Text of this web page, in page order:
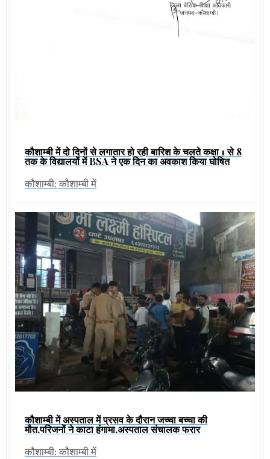
कौशाम्बी में दो दिनों से लगातार हो रही बारिश के चलते कक्षा 1 से 8
तक के विद्यालयों में BSA ने एक दिन का अवकाश किया घोषित
कौशाम्बी: कौशाम्बी में
कौशाम्बी में अस्पताल में प्रसव के दौरान जच्चा बच्चा की
मौत,परिजनों ने काटा हंगामा,अस्पताल संचालक फरार
कौशाम्बी: कौशाम्बी में